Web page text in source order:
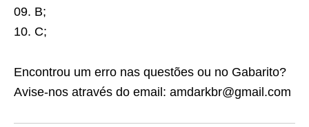
09. B;
10. C;
Encontrou um erro nas questões ou no Gabarito?
Avise-nos através do email: amdarkbr@gmail.com